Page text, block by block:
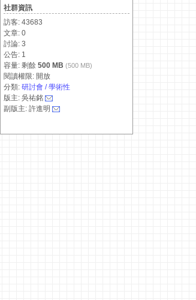
社群資訊
訪客: 43683
文章: 0
討論: 3
公告: 1
容量: 剩餘 500 MB (500 MB)
閱讀權限: 開放
分類: 研討會 / 學術性
版主: 吳祐銘
副版主: 許進明